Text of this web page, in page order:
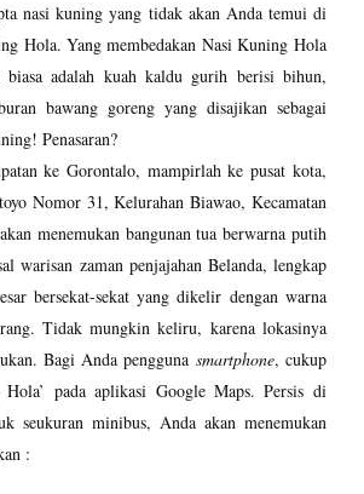
nasi kuning yang tidak akan Anda temui di
Hola. Yang membedakan Nasi Kuning Hola
biasa adalah kuah kaldu gurih berisi bihun,
bawang goreng yang disajikan sebagai
Penasaran?
ke Gorontalo, mampirlah ke pusat kota,
Nomor 31, Kelurahan Biawao, Kecamatan
menemukan bangunan tua berwarna putih
warisan zaman penjajahan Belanda, lengkap
bersekat-sekat yang dikelir dengan warna
Tidak mungkin keliru, karena lokasinya
Bagi Anda pengguna smartphone, cukup
pada aplikasi Google Maps. Persis di
seukuran minibus, Anda akan menemukan
: